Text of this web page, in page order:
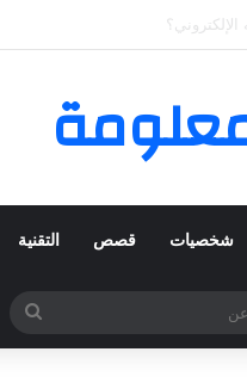
رحلة التسوق الذكي.
شخصيات قصص التقنية
بحث
عن